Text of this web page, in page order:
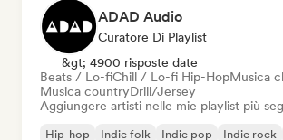
ADAD Audio
Curatore Di Playlist
&gt; 4900 risposte date
Beats / Lo-fiChill / Lo-fi Hip-HopMusica
Musica countryDrill/Jersey
Aggiungere artisti nelle mie playlist più
Hip-hop Indie folk Indie pop Indie rock